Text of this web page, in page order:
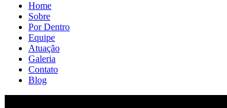
Home
Sobre
Por Dentro
Equipe
Atuação
Galeria
Contato
Blog